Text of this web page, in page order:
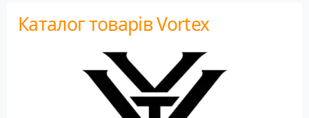
Каталог товарів Vortex